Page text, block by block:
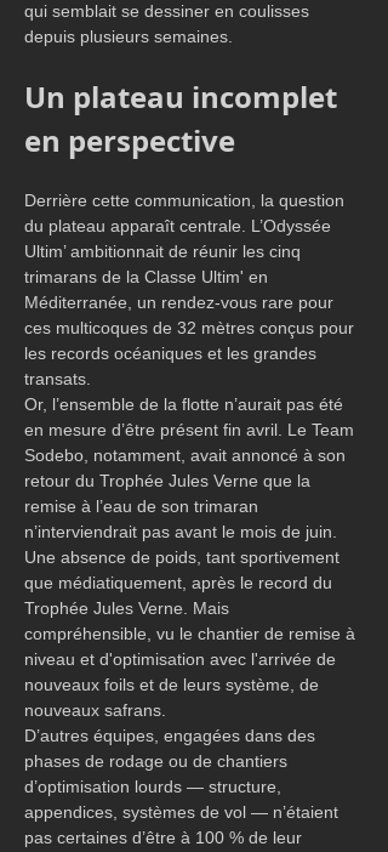
qui semblait se dessiner en coulisses
depuis plusieurs semaines.
Un plateau incomplet
en perspective
Derrière cette communication, la question
du plateau apparaît centrale. L’Odyssée
Ultim’ ambitionnait de réunir les cinq
trimarans de la Classe Ultim' en
Méditerranée, un rendez-vous rare pour
ces multicoques de 32 mètres conçus pour
les records océaniques et les grandes
transats.
Or, l’ensemble de la flotte n’aurait pas été
en mesure d’être présent fin avril. Le Team
Sodebo, notamment, avait annoncé à son
retour du Trophée Jules Verne que la
remise à l’eau de son trimaran
n’interviendrait pas avant le mois de juin.
Une absence de poids, tant sportivement
que médiatiquement, après le record du
Trophée Jules Verne. Mais
compréhensible, vu le chantier de remise à
niveau et d'optimisation avec l'arrivée de
nouveaux foils et de leurs système, de
nouveaux safrans.
D’autres équipes, engagées dans des
phases de rodage ou de chantiers
d’optimisation lourds — structure,
appendices, systèmes de vol — n’étaient
pas certaines d’être à 100 % de leur